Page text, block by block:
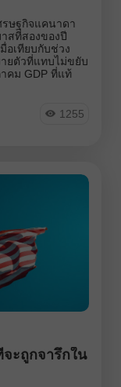
ษฐกิจแคนาดา
สที่สองของปี
อเทียบกับช่วง
ยตัวที่แทบไม่ขยับ
คม GDP ที่แท้
1255
จะถูกจารึกใน